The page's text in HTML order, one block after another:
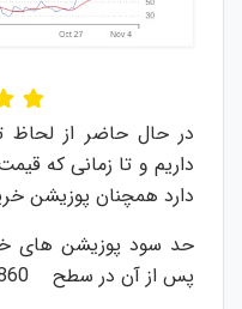
در حال حاضر از لحاظ
دارد همچنان پوزیشن
پس از آن در سطح 1.1860 قرار خواهد داشت.